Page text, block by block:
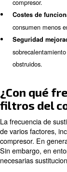
filtro de
El cambio
Rendimiento
aire, lo que
Vida útil
que el polvo y
compresor.
Costes de